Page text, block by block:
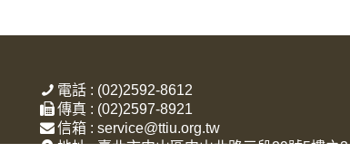
電話 : (02)2592-8612
傳真 : (02)2597-8921
信箱 : service@ttiu.org.tw
地址 : 臺北市中山區中山北路三段29號5樓之3